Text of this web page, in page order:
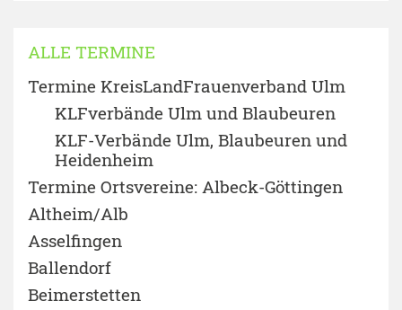
ALLE TERMINE
Termine KreisLandFrauenverband Ulm
KLFverbände Ulm und Blaubeuren
KLF-Verbände Ulm, Blaubeuren und
Heidenheim
Termine Ortsvereine: Albeck-Göttingen
Altheim/Alb
Asselfingen
Ballendorf
Beimerstetten